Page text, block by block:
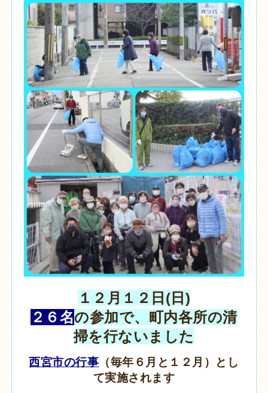
１２月１２日(日)
２６名の参加で、町内各所の清
掃を行ないました
西宮市の行事 （毎年６月と１２月）とし
て実施されます